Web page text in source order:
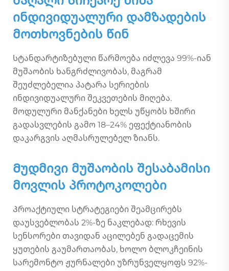
ინდივიდუალური დამზადების
მოთხოვნების წინ
Სტანდარტიზებული წარმოება იძლევა 99%-იან
მუშაობის ხანგრძლივობას, მაგრამ
შეუძლებელია პატარა სერიების
ინდივიდუალური შეკვეთების მიღება.
მოდულური მანქანები ხელს უწყობს ხშირი
გადასვლების გამო 18–24% ეფექტიანობის
დაკარგვის აღმასრულებელ ზიანს.
Მუდმივი მუშაობის შესაბამისი
მოვლის პროტოკოლები
Პროაქტიული სტრატეგიები შეამცირებს
დაუსვებლობას 2%-ზე ნაკლებად: რხევის
სენსორები თავიდან აცილებენ გადაცემის
ყუთების გაუმართაობას, ხოლო ბლოკჩეინის
სარემონტო ჟურნალები უზრუნველყოფს 92%-